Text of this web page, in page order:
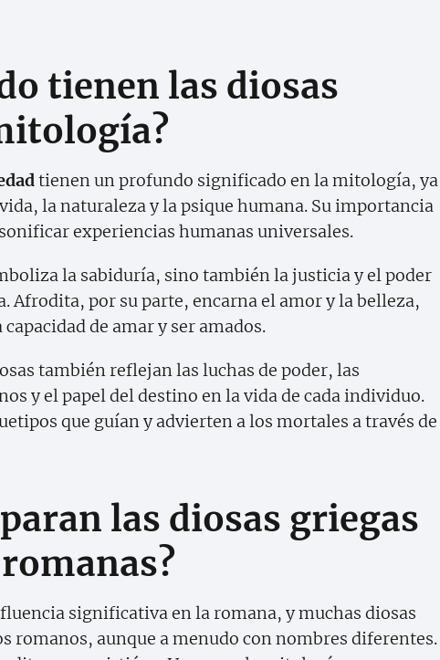
tienen las diosas
tienen un profundo significado en la mitología, ya
la naturaleza y la psique humana. Su importancia
experiencias humanas universales.
la sabiduría, sino también la justicia y el poder
Afrodita, por su parte, encarna el amor y la belleza,
de amar y ser amados.
también reflejan las luchas de poder, las
y el papel del destino en la vida de cada individuo.
que guían y advierten a los mortales a través de
las diosas griegas
significativa en la romana, y muchas diosas
romanos, aunque a menudo con nombres diferentes.